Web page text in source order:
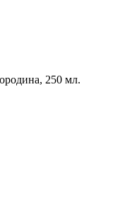
250 мл.